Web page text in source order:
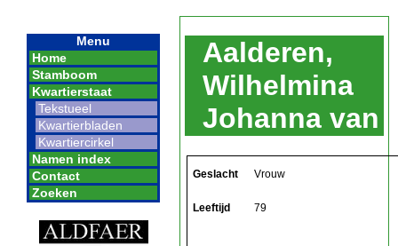
Menu
Home
Stamboom
Kwartierstaat
Tekstueel
Kwartierbladen
Kwartiercirkel
Namen index
Contact
Zoeken
Aalderen,
Wilhelmina
Johanna van
Geslacht Vrouw
Leeftijd 79